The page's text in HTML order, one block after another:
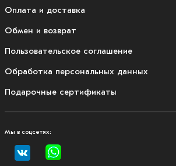
Оплата и доставка
Обмен и возврат
Пользовательское соглашение
Обработка персональных данных
Подарочные сертификаты
Мы в соцсетях: